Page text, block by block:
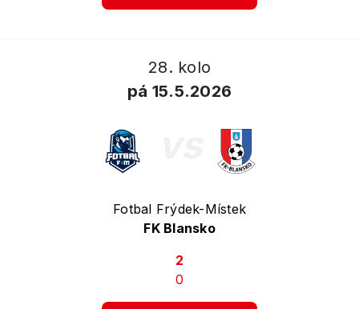
28. kolo
pá 15.5.2026
Fotbal Frýdek-Místek
FK Blansko
2
0